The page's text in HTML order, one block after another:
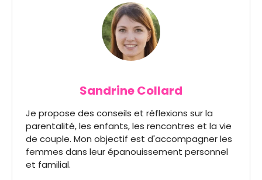
Sandrine Collard
Je propose des conseils et réflexions sur la
parentalité, les enfants, les rencontres et la vie
de couple. Mon objectif est d'accompagner les
femmes dans leur épanouissement personnel
et familial.